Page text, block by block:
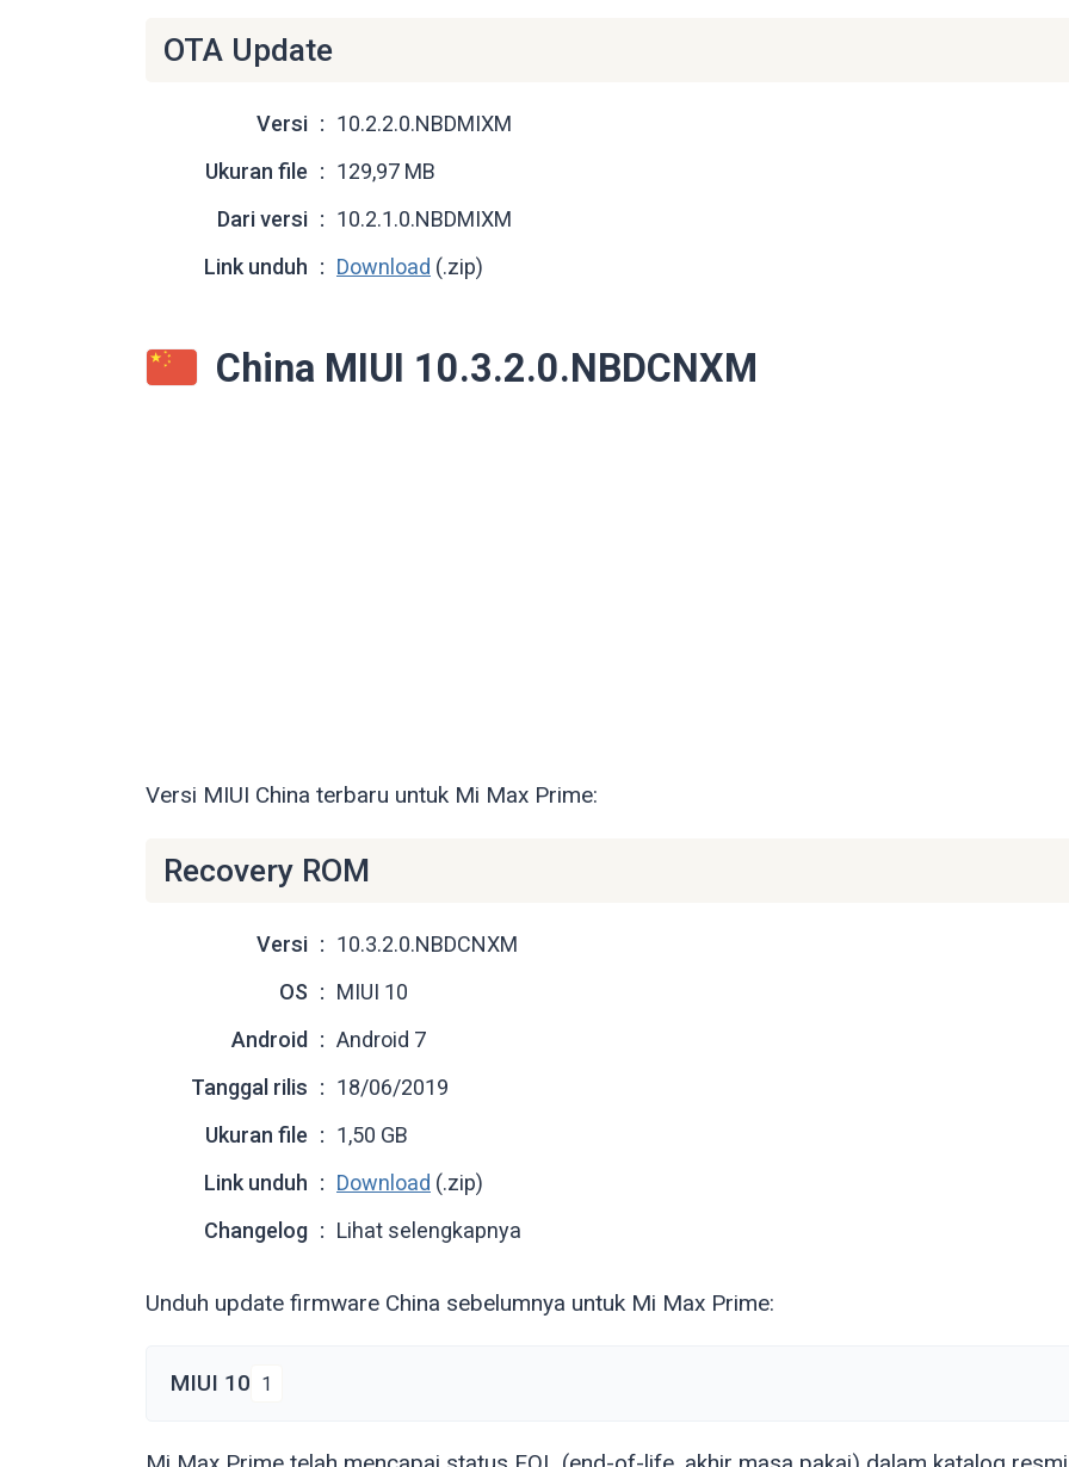
OTA Update
Versi
10.2.2.0.NBDMIXM
Ukuran file
129,97 MB
Dari versi
10.2.1.0.NBDMIXM
Link unduh
Download (.zip)
China MIUI 10.3.2.0.NBDCNXM
Versi MIUI China terbaru untuk Mi Max Prime:
Recovery ROM
Versi
10.3.2.0.NBDCNXM
OS
MIUI 10
Android
Android 7
Tanggal rilis
18/06/2019
Ukuran file
1,50 GB
Link unduh
Download (.zip)
Changelog
Lihat selengkapnya
Unduh update firmware China sebelumnya untuk Mi Max Prime:
MIUI 10 1